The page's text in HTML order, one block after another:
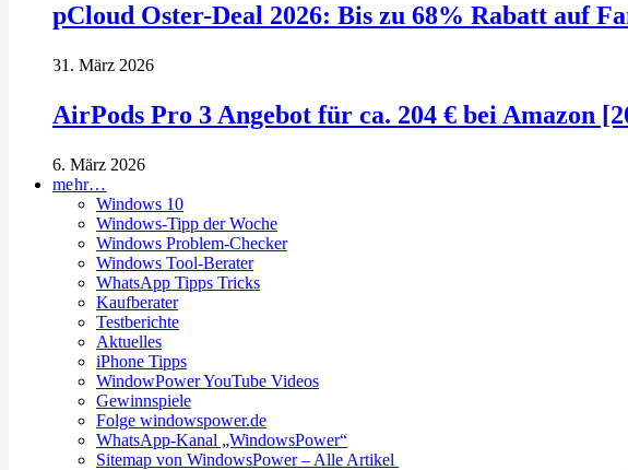
pCloud Oster-Deal 2026: Bis zu 68% Rabatt auf
31. März 2026
AirPods Pro 3 Angebot für ca. 204 € bei Amazon
6. März 2026
mehr…
Windows 10
Windows-Tipp der Woche
Windows Problem-Checker
Windows Tool-Berater
WhatsApp Tipps Tricks
Kaufberater
Testberichte
Aktuelles
iPhone Tipps
WindowPower YouTube Videos
Gewinnspiele
Folge windowspower.de
WhatsApp-Kanal „WindowsPower“
Sitemap von WindowsPower – Alle Artikel